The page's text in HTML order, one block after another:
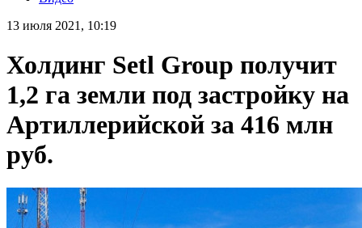
13 июля 2021, 10:19
Холдинг Setl Group получит
1,2 га земли под застройку на
Артиллерийской за 416 млн
руб.